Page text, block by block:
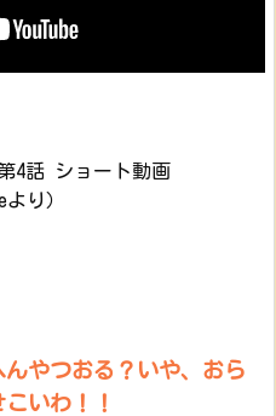
4話 ショート動画
より）
やつおる？いや、おら
いわ！！